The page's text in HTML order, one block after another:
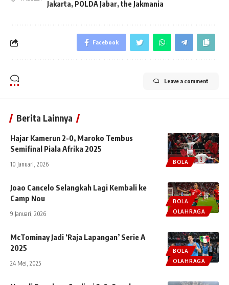
Jakarta, POLDA Jabar, the Jakmania
Facebook
Leave a comment
Berita Lainnya
BOLA
Hajar Kamerun 2-0, Maroko Tembus
Semifinal Piala Afrika 2025
10 Januari, 2026
BOLA
OLAHRAGA
Joao Cancelo Selangkah Lagi Kembali ke
Camp Nou
9 Januari, 2026
BOLA
OLAHRAGA
McTominay Jadi ‘Raja Lapangan’ Serie A
2025
24 Mei, 2025